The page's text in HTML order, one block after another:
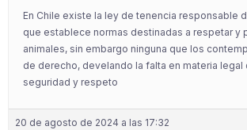
En Chile existe la ley de tenencia responsable
que establece normas destinadas a respetar y
animales, sin embargo ninguna que los
de derecho, develando la falta en materia legal
seguridad y respeto
20 de agosto de 2024 a las 17:32